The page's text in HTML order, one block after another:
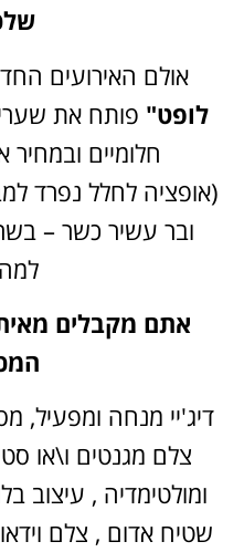
אולם האירועים
לופט" פותח את
חלומיים ובמחיר
(אופציה לחלל נפרד
ובר עשיר כשר –
אתם מקבלים
דיג'יי מנחה ומפעיל,
צלם מגנטים ו\או
ומולטימדיה , עיצוב